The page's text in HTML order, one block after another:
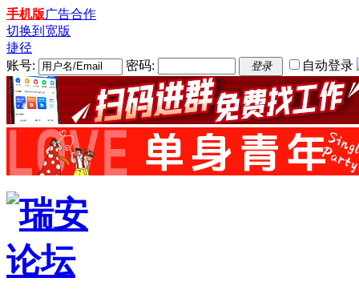
手机版广告合作
切换到宽版
捷径
账号:
密码: 登录 自动登录